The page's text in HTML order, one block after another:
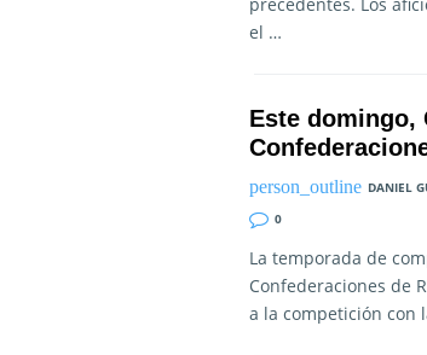
precedentes. Los
el …
Este domingo,
DANIEL
0
La temporada de
Confederaciones de
a la competición con